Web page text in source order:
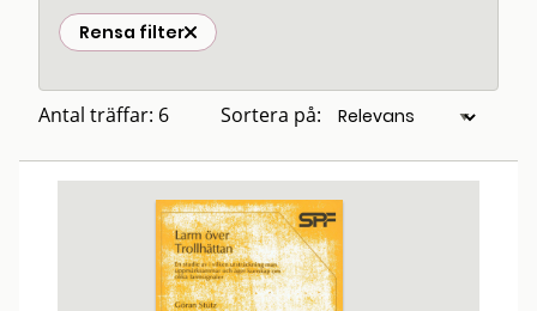
Rensa filter
Antal träffar: 6 Sortera på: